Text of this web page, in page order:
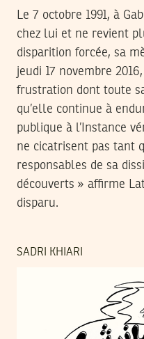
Le 7 octobre 1991, à
chez lui et ne revient
disparition forcée, sa
jeudi 17 novembre
frustration dont toute
qu’elle continue à
publique à l’Instance
ne cicatrisent pas tant
responsables de sa
découverts » affirme
disparu.
SADRI KHIARI